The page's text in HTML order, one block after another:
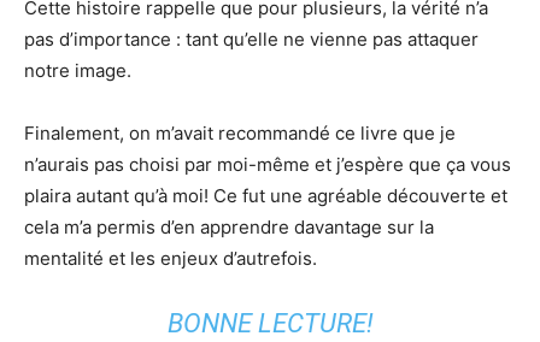
Cette histoire rappelle que pour plusieurs, la vérité n’a
pas d’importance : tant qu’elle ne vienne pas attaquer
notre image.
Finalement, on m’avait recommandé ce livre que je
n’aurais pas choisi par moi-même et j’espère que ça vous
plaira autant qu’à moi! Ce fut une agréable découverte et
cela m’a permis d’en apprendre davantage sur la
mentalité et les enjeux d’autrefois.
BONNE LECTURE!